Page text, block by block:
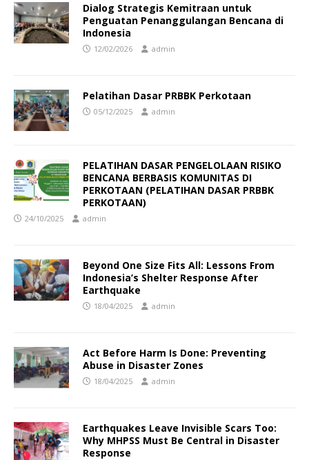
Dialog Strategis Kemitraan untuk
Penguatan Penanggulangan Bencana di
Indonesia
12/02/2026 admin
Pelatihan Dasar PRBBK Perkotaan
05/12/2025 admin
PELATIHAN DASAR PENGELOLAAN RISIKO
BENCANA BERBASIS KOMUNITAS DI
PERKOTAAN (PELATIHAN DASAR PRBBK
PERKOTAAN)
24/10/2025 admin
Beyond One Size Fits All: Lessons From
Indonesia’s Shelter Response After
Earthquake
18/04/2025 admin
Act Before Harm Is Done: Preventing
Abuse in Disaster Zones
18/04/2025 admin
Earthquakes Leave Invisible Scars Too:
Why MHPSS Must Be Central in Disaster
Response